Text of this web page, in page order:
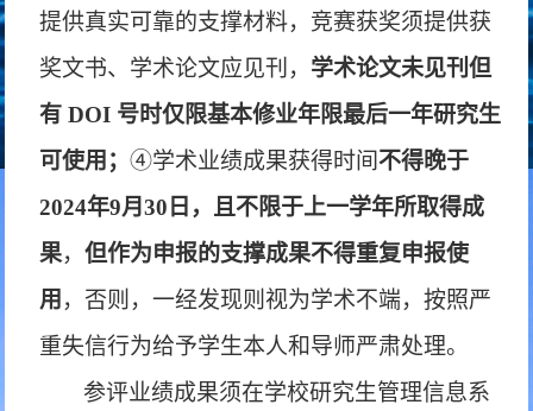
提供真实可靠的支撑材料，竞赛获奖须提供获
奖文书、学术论文应见刊， 学术论文未见刊但
有 DOI 号时仅限基本修业年限最后一年研究生
可使用 ；④学术业绩成果获得时间不得晚于
2024年9月30日，且不限于上一学年所取得成
果，但作为申报的支撑成果不得重复申报使
用 ，否则，一经发现则视为学术不端，按照严
重失信行为给予学生本人和导师严肃处理。
参评业绩成果须在学校研究生管理信息系